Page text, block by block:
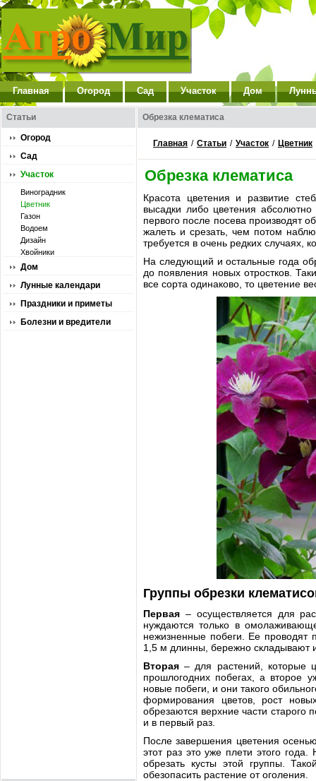
Главная Огород Сад Участок Дом
Статьи
Огород
Сад
Участок
Виноградник
Цветник
Газон
Водоем
Дизайн
Хвойники
Дом
Лунные календари
Праздники и приметы
Болезни и вредители
Обрезка клематиса
Главная / Статьи / Участок / Цветник
Обрезка клематиса
Красота цветения и развитие
высадки либо цветения
первого после посева производят
жалеть и срезать, чем потом
требуется в очень редких случаях,
На следующий и остальные года
до появления новых отростков.
все сорта одинаково, то цветение
Группы обрезки
Первая – осуществляется для
нуждаются только в
нежизненные побеги. Ее проводят
1,5 м длинны, бережно складывают
Вторая– для растений, которые
прошлогодних побегах, а второе
новые побеги, и они такого
формирования цветов, рост
обрезаются верхние части старого
и в первый раз.
После завершения цветения
этот раз это уже плети этого
обрезать кусты этой группы.
обезопасить растение от оголения.